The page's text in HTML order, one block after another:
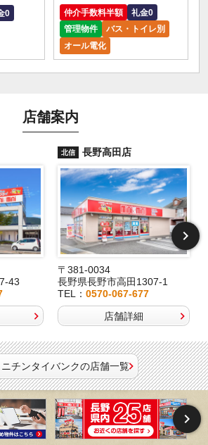
0
仲介手数料半額
礼金0
管理物件
バス・トイレ別
オール電化
店舗案内
43
北信 長野高田店
〒381-0034
長野県長野市高田1307-1
TEL： 0570-067-677
店舗詳細
ニチンタイバンクの店舗一覧